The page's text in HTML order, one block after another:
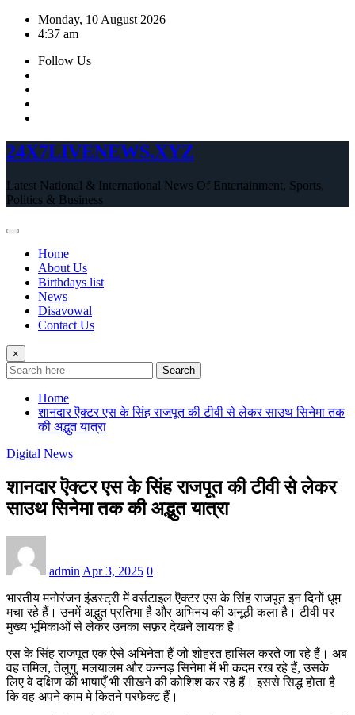
Skip
Monday, 10 August 2026
4:37 am
Follow Us
24X7LIVENEWS.XYZ
Latest National & International News Of Entertainment, Sports,
Politics & Business
Home
About Us
Birthdays list
News
Disavowal
Contact Us
×
Search
Home
शानदार ऎक्टर एस के सिंह राजपूत की टीवी से लेकर साउथ सिनेमा तक
की अद्भुत यात्रा
Digital News
शानदार ऎक्टर एस के सिंह राजपूत की टीवी से लेकर
साउथ सिनेमा तक की अद्भुत यात्रा
admin Apr 3, 2025 0
भारतीय मनोरंजन इंडस्ट्री में वर्सटाइल ऎक्टर एस के सिंह राजपूत इन दिनों धूम
मचा रहे हैं। उनमें अद्भुत प्रतिभा है और अभिनय की अनूठी कला है। टीवी पर
मुख्य भूमिकाओं से लेकर उनका सफ़र देखने लायक है।
एस के सिंह राजपूत एक ऐसे अभिनेता हैं जो शोहरत हासिल करते जा रहे हैं। अब
वह तमिल, तेलुगु, मलयालम और कन्नड़ सिनेमा में भी कदम रख रहे हैं, उसके
लिए वे दक्षिण की भाषाएँ भी सीखने की कोशिश कर रहे हैं। इससे सिद्ध होता है
कि वह अपने काम मे कितने परफेक्ट हैं।